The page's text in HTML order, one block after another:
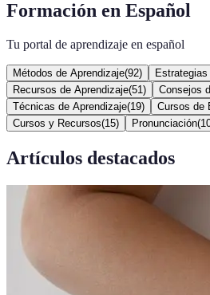
Formación en Español
Tu portal de aprendizaje en español
Métodos de Aprendizaje(92)
Recursos de Aprendizaje(51 ) Consejos
Técnicas de Aprendizaje(19) Cursos de
Cursos y Recursos(15) Pronunciación(
Artículos destacados